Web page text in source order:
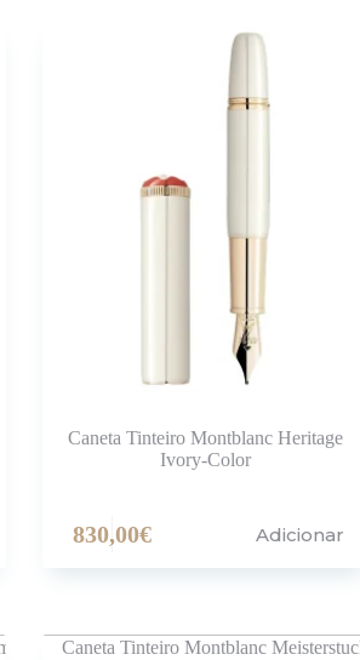
Caneta Tinteiro Montblanc Heritage
Ivory-Color
830,00€ Adicionar